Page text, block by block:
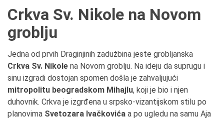
Crkva Sv. Nikole na Novom
groblju
Jedna od prvih Draginjinih zadužbina jeste grobljanska
Crkva Sv. Nikole na Novom groblju. Na ideju da suprugu i
sinu izgradi dostojan spomen došla je zahvaljujući
mitropolitu beogradskom Mihajlu, koji je bio i njen
duhovnik. Crkva je izgrđena u srpsko-vizantijskom stilu po
planovima Svetozara Ivačkovića a po ugledu na samu Aja